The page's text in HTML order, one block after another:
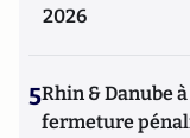
2026
5Rhin & Danube
fermeture